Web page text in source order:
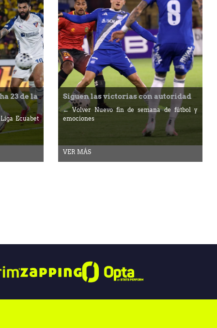
23 de la
Ecuabet
Siguen las victorias con autoridad
← Volver Nuevo fin de semana de fútbol y
emociones
VER MÁS